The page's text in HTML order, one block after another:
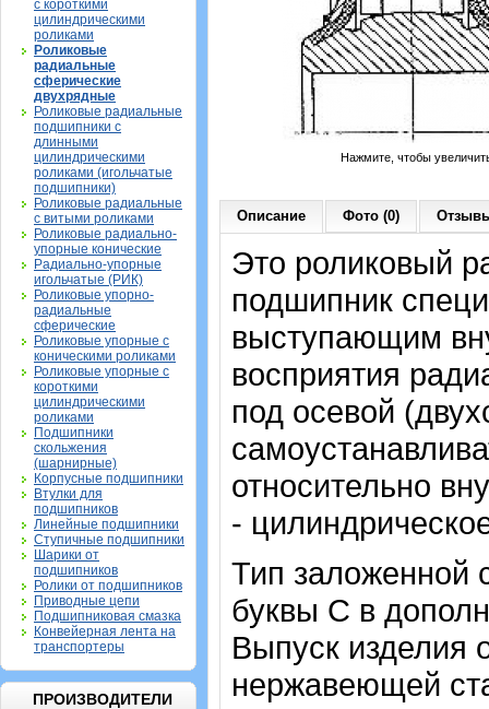
с короткими
цилиндрическими
роликами
Роликовые
радиальные
сферические
двухрядные
Роликовые радиальные
подшипники с
длинными
цилиндрическими
роликами (игольчатые
подшипники)
Роликовые радиальные
с витыми роликами
Роликовые радиально-
упорные конические
Радиально-упорные
игольчатые (РИК)
Роликовые упорно-
радиальные
сферические
Роликовые упорные с
коническими роликами
Роликовые упорные с
короткими
цилиндрическими
роликами
Подшипники
скольжения
(шарнирные)
Корпусные подшипники
Втулки для
подшипников
Линейные подшипники
Ступичные подшипники
Шарики от
подшипников
Ролики от подшипников
Приводные цепи
Подшипниковая смазка
Конвейерная лента на
транспортеры
ПРОИЗВОДИТЕЛИ
Нажмите, чтобы
Описание Фото (0)
Это роликовый
подшипник
выступающим
восприятия
под осевой
относительно
-
Тип заложенной
буквы С в
Выпуск изделия
нержавеющей